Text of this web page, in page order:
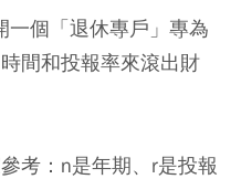
個「退休專戶」專為
間和投報率來滾出財
考：n是年期、r是投報